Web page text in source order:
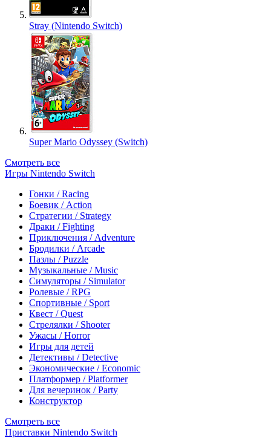
Stray (Nintendo Switch)
Super Mario Odyssey (Switch)
Смотреть все
Игры Nintendo Switch
Гонки / Racing
Боевик / Action
Стратегии / Strategy
Драки / Fighting
Приключения / Adventure
Бродилки / Arcade
Пазлы / Puzzle
Музыкальные / Music
Симуляторы / Simulator
Ролевые / RPG
Спортивные / Sport
Квест / Quest
Стрелялки / Shooter
Ужасы / Horror
Игры для детей
Детективы / Detective
Экономические / Economic
Платформер / Platformer
Для вечеринок / Party
Конструктор
Смотреть все
Приставки Nintendo Switch